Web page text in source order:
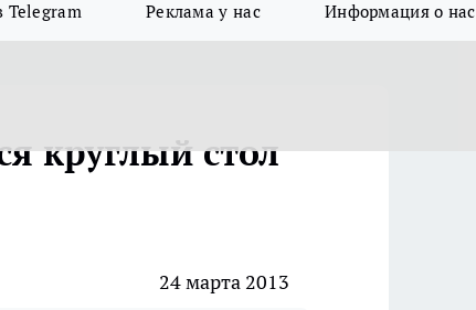
Реклама у нас Информация о нас
круглый стол
24 марта 2013